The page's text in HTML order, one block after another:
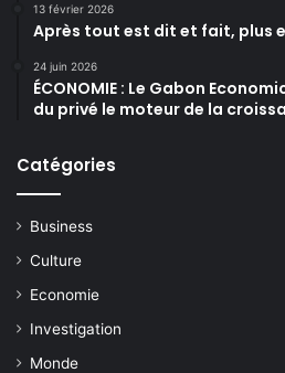
13 février 2026
Après tout est dit et fait, plus
24 juin 2026
ÉCONOMIE : Le Gabon
du privé le moteur de la
Catégories
Business
Culture
Economie
Investigation
Monde